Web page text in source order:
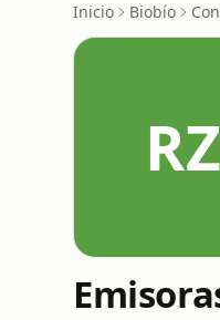
Inicio Biobío
RZ